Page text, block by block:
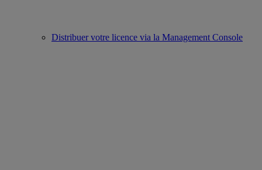
Distribuer votre licence via la Management Console